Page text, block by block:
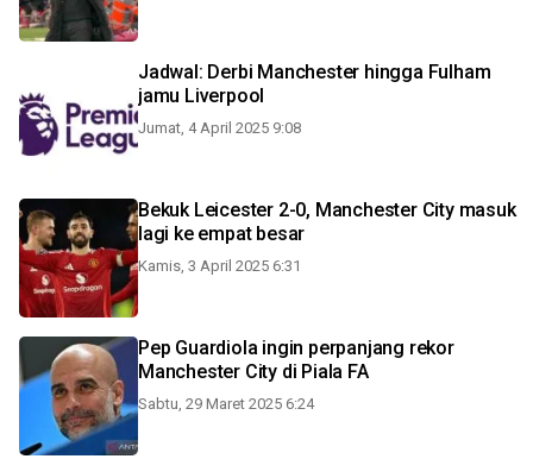
Jadwal: Derbi Manchester hingga Fulham
jamu Liverpool
Jumat, 4 April 2025 9:08
Bekuk Leicester 2-0, Manchester City masuk
lagi ke empat besar
Kamis, 3 April 2025 6:31
Pep Guardiola ingin perpanjang rekor
Manchester City di Piala FA
Sabtu, 29 Maret 2025 6:24